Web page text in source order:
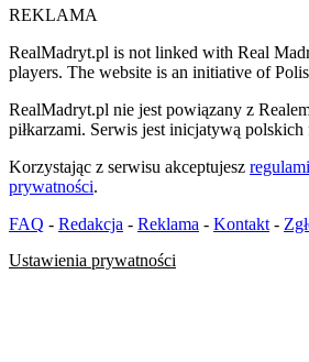
REKLAMA
RealMadryt.pl is not linked with Real
players. The website is an initiative of
RealMadryt.pl nie jest powiązany z
piłkarzami. Serwis jest inicjatywą
Korzystając z serwisu akceptujesz
prywatności.
FAQ - Redakcja - Reklama - Kontakt -
Ustawienia prywatności